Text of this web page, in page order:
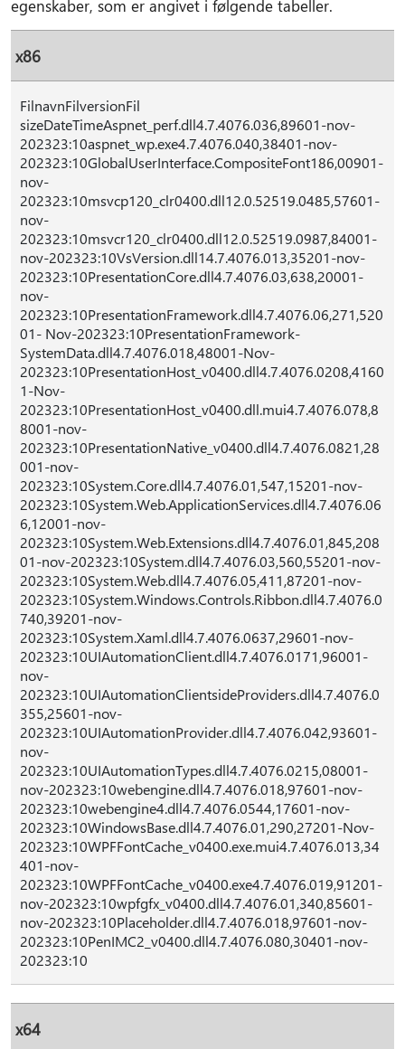
egenskaber, som er angivet i følgende tabeller.
x86
FilnavnFilversionFil
sizeDateTimeAspnet_perf.dll4.7.4076.036,89601-nov-
202323:10aspnet_wp.exe4.7.4076.040,38401-nov-
202323:10GlobalUserInterface.CompositeFont186,00901-
nov-
202323:10msvcp120_clr0400.dll12.0.52519.0485,57601-
nov-
202323:10msvcr120_clr0400.dll12.0.52519.0987,84001-
nov-202323:10VsVersion.dll14.7.4076.013,35201-nov-
202323:10PresentationCore.dll4.7.4076.03,638,20001-
nov-
202323:10PresentationFramework.dll4.7.4076.06,271,520
01- Nov-202323:10PresentationFramework-
SystemData.dll4.7.4076.018,48001-Nov-
202323:10PresentationHost_v0400.dll4.7.4076.0208,4160
1-Nov-
202323:10PresentationHost_v0400.dll.mui4.7.4076.078,8
8001-nov-
202323:10PresentationNative_v0400.dll4.7.4076.0821,28
001-nov-
202323:10System.Core.dll4.7.4076.01,547,15201-nov-
202323:10System.Web.ApplicationServices.dll4.7.4076.06
6,12001-nov-
202323:10System.Web.Extensions.dll4.7.4076.01,845,208
01-nov-202323:10System.dll4.7.4076.03,560,55201-nov-
202323:10System.Web.dll4.7.4076.05,411,87201-nov-
202323:10System.Windows.Controls.Ribbon.dll4.7.4076.0
740,39201-nov-
202323:10System.Xaml.dll4.7.4076.0637,29601-nov-
202323:10UIAutomationClient.dll4.7.4076.0171,96001-
nov-
202323:10UIAutomationClientsideProviders.dll4.7.4076.0
355,25601-nov-
202323:10UIAutomationProvider.dll4.7.4076.042,93601-
nov-
202323:10UIAutomationTypes.dll4.7.4076.0215,08001-
nov-202323:10webengine.dll4.7.4076.018,97601-nov-
202323:10webengine4.dll4.7.4076.0544,17601-nov-
202323:10WindowsBase.dll4.7.4076.01,290,27201-Nov-
202323:10WPFFontCache_v0400.exe.mui4.7.4076.013,34
401-nov-
202323:10WPFFontCache_v0400.exe4.7.4076.019,91201-
nov-202323:10wpfgfx_v0400.dll4.7.4076.01,340,85601-
nov-202323:10Placeholder.dll4.7.4076.018,97601-nov-
202323:10PenIMC2_v0400.dll4.7.4076.080,30401-nov-
202323:10
x64